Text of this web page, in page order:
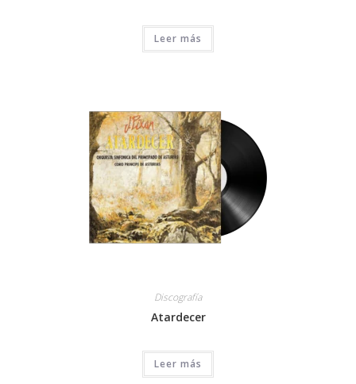
Leer más
Discografía
Atardecer
Leer más